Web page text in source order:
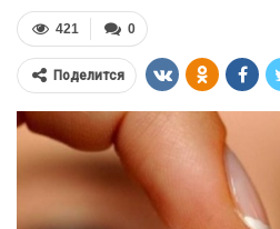
0
421
Поделится